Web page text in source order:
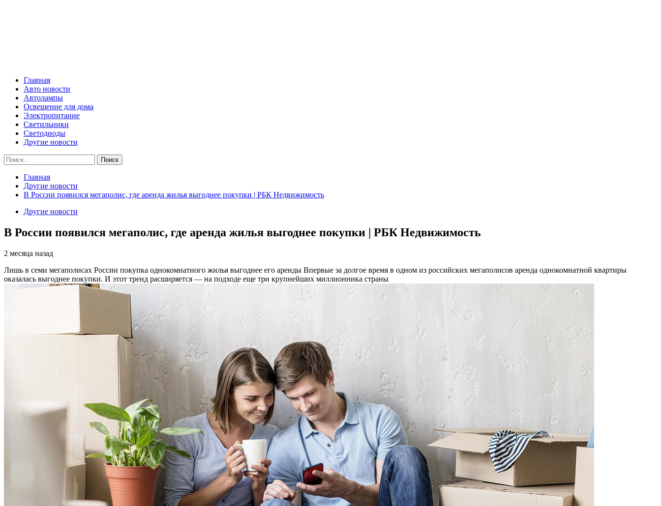
Главная
Авто новости
Автолампы
Освещение для дома
Электропитание
Светильники
Светодиоды
Другие новости
Найти:
Главная
Другие новости
В России появился мегаполис, где аренда жилья выгоднее покупки | РБК Недвижимость
Другие новости
В России появился мегаполис, где аренда жилья выгоднее покупки | РБК Недвижимость
2 месяца назад
Лишь в семи мегаполисах России покупка однокомнатного жилья выгоднее его аренды Впервые за долгое время в одном из российских мегаполисов аренда однокомнатной квартиры
оказалась выгоднее покупки. И этот тренд расширяется — на подходе еще три крупнейших миллионника страны